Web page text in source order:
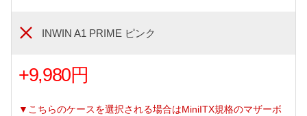
INWIN A1 PRIME ピンク
+9,980円
▼こちらのケースを選択される場合はMiniITX規格のマザーボ